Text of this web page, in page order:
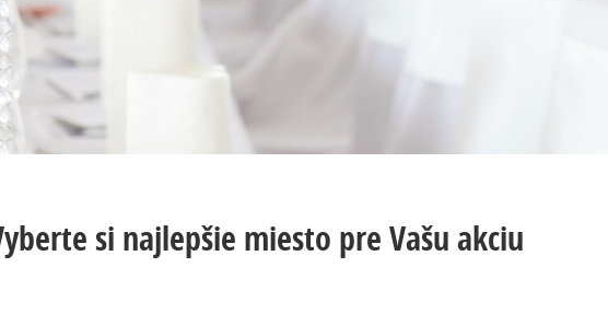
si najlepšie miesto pre Vašu akciu